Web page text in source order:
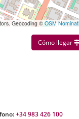
Geocoding ©OSM
Cómo llegar
+34 983 426 100